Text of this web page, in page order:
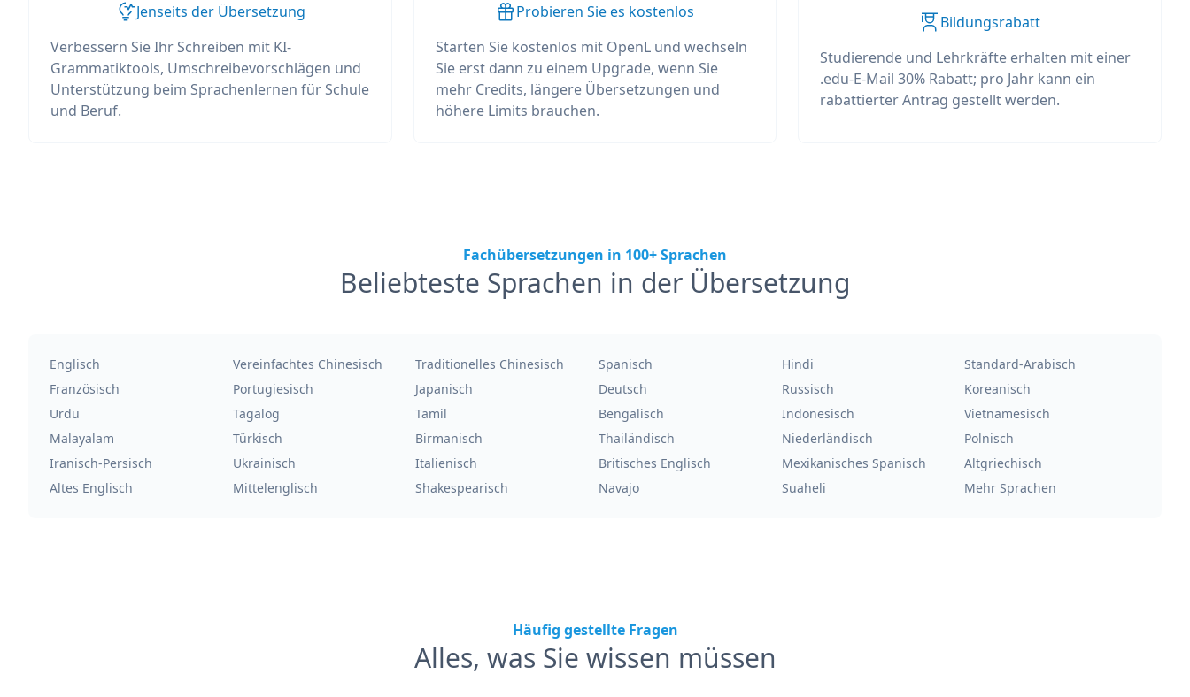
Jenseits der Übersetzung
Verbessern Sie Ihr Schreiben mit KI-
Grammatiktools, Umschreibevorschlägen und
Unterstützung beim Sprachenlernen für Schule
und Beruf.
Probieren Sie es kostenlos
Starten Sie kostenlos mit OpenL und wechseln
Sie erst dann zu einem Upgrade, wenn Sie
mehr Credits, längere Übersetzungen und
höhere Limits brauchen.
Bildungsrabatt
Studierende und Lehrkräfte erhalten mit einer
.edu-E-Mail 30% Rabatt; pro Jahr kann ein
rabattierter Antrag gestellt werden.
Fachübersetzungen in 100+ Sprachen
Beliebteste Sprachen in der Übersetzung
Englisch Vereinfachtes Chinesisch Traditionelles Chinesisch Spanisch Hindi
Standard-Arabisch
Französisch
Portugiesisch Japanisch Deutsch Russisch
Koreanisch
Urdu
Tagalog Tamil Bengalisch Indonesisch
Vietnamesisch
Malayalam
Türkisch Birmanisch Thailändisch Niederländisch
Polnisch
Iranisch-Persisch
Ukrainisch Italienisch Britisches Englisch Mexikanisches Spanisch
Altgriechisch
Altes Englisch
Mittelenglisch Shakespearisch Navajo Suaheli Mehr Sprachen
Häufig gestellte Fragen
Alles, was Sie wissen müssen